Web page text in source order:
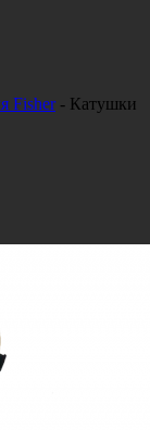
Fisher- Катушки